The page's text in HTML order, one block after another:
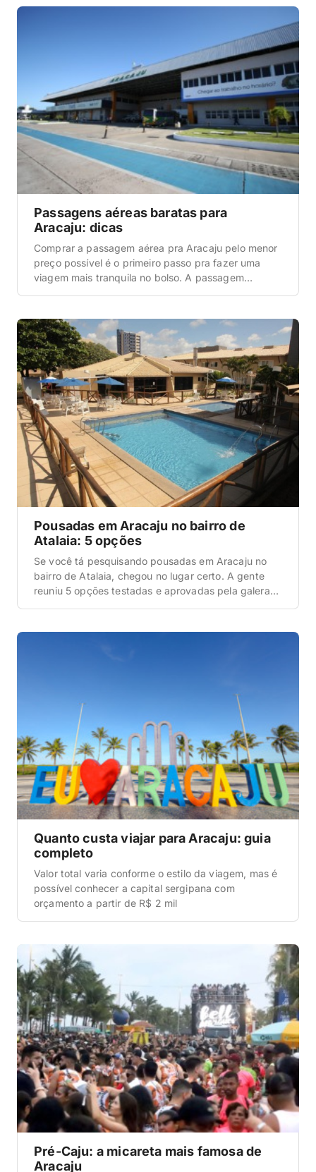
justamente por entregar o básico bem feito […]
Passagens aéreas baratas para
Aracaju: dicas
Comprar a passagem aérea pra Aracaju pelo menor
preço possível é o primeiro passo pra fazer uma
viagem mais tranquila no bolso. A passagem
passeio, restaurante e hotel melhor. Nesse guia, a
gente reuniu o passo a passo que […]
Pousadas em Aracaju no bairro de
Atalaia: 5 opções
Se você tá pesquisando pousadas em Aracaju no
bairro de Atalaia, chegou no lugar certo. A gente
reuniu 5 opções testadas e aprovadas pela galera
e dos restaurantes de frente pro mar. Atalaia é, sem
Quanto custa viajar para Aracaju: guia
completo
Valor total varia conforme o estilo da viagem, mas é
possível conhecer a capital sergipana com
orçamento a partir de R$ 2 mil
Pré-Caju: a micareta mais famosa de
Aracaju